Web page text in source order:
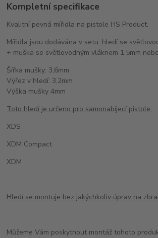
Kompletní specifikace
Kvalitní pevná mířidla na pistole HS Product.
Mířidla jsou dodávána v setu: hledí se
+ muška se světlovodným vláknem 1,5mm
Šířka mušky: 3,6mm
Výřez v hledí: 3,2mm
Výška mušky 4mm
Toto hledí je určeno pro samonabíjecí pistole:
XDS
XDM Compact
XDM
Hledí se montuje bez jakýchkoliv úprav na
Můžeme Vám poskytnout montáž tohoto